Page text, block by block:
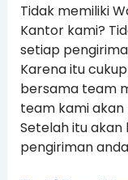
Tidak memiliki
Kantor kami?
setiap
Karena itu
bersama team
team kami
Setelah itu
pengiriman